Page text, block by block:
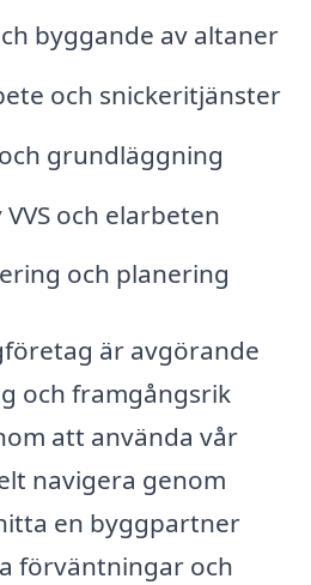
byggande av altaner
och snickeritjänster
grundläggning
och elarbeten
och planering
är avgörande
och framgångsrik
att använda vår
navigera genom
en byggpartner
förväntningar och